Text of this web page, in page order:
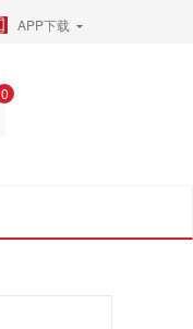
APP下载
0